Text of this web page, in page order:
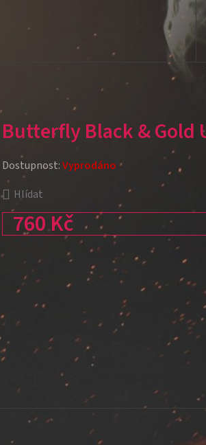
Butterfly Black & Gold
Hlídat
760 Kč
Dostupnost:Vyprodáno